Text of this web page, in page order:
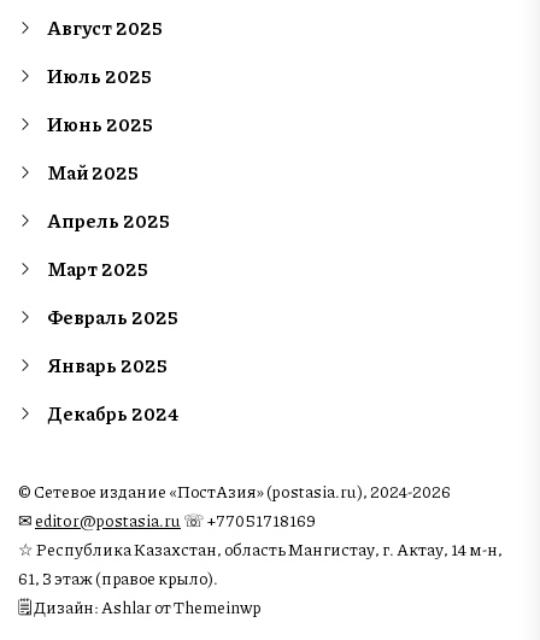
Август 2025
Июль 2025
Июнь 2025
Май 2025
Апрель 2025
Март 2025
Февраль 2025
Январь 2025
Декабрь 2024
© Сетевое издание «ПостАзия» (postasia.ru), 2024-2026
✉︎editor@postasia.ru ☏ +77051718169
☆ Республика Казахстан, область Мангистау, г. Актау, 14 м-н,
61, 3 этаж (правое крыло).
🗒 Дизайн: Ashlar от Themeinwp